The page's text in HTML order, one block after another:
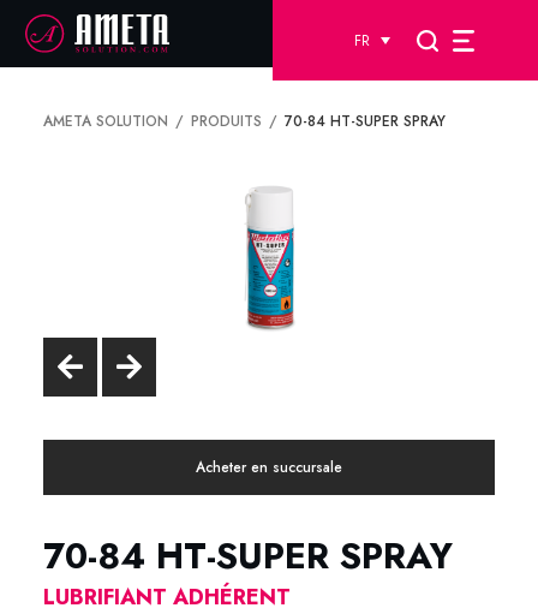
FR
AMETA SOLUTION PRODUITS 70-84 HT-SUPER SPRAY
Acheter en succursale
70-84 HT-SUPER SPRAY
LUBRIFIANT ADHÉRENT